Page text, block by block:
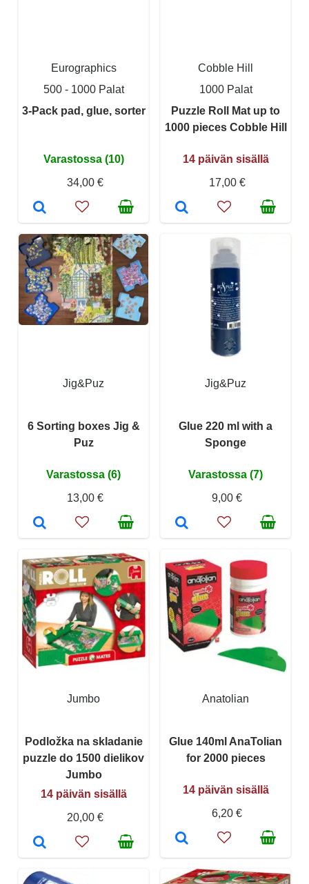
Eurographics
500 - 1000 Palat
3-Pack pad, glue, sorter
Varastossa (10)
34,00 €
Cobble Hill
1000 Palat
Puzzle Roll Mat up to
1000 pieces Cobble Hill
14 päivän sisällä
17,00 €
Jig&Puz
6 Sorting boxes Jig &
Puz
Varastossa (6)
13,00 €
Jig&Puz
Glue 220 ml with a
Sponge
Varastossa (7)
9,00 €
Jumbo
Podložka na skladanie
puzzle do 1500 dielikov
Jumbo
14 päivän sisällä
20,00 €
Anatolian
Glue 140ml AnaTolian
for 2000 pieces
14 päivän sisällä
6,20 €